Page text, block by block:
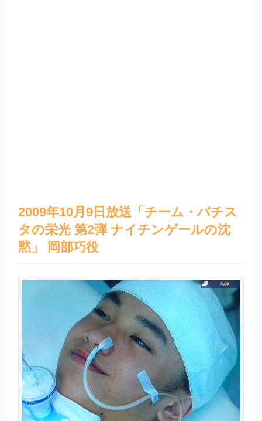
2009年10月9日放送「チーム・バチス
タの栄光 第2弾 ナイチンゲールの沈
黙」 岡部巧役